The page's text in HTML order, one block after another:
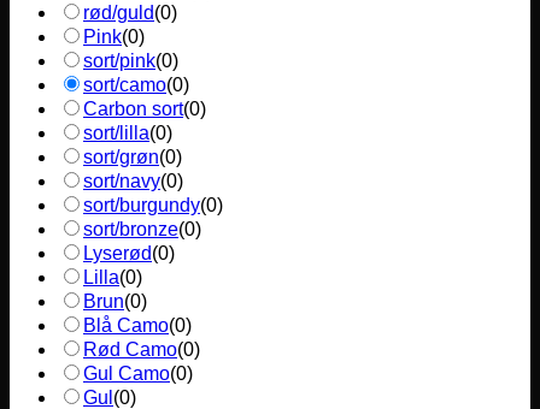
rød/guld(0)
Pink(0)
sort/pink(0)
sort/camo(0)
Carbon sort(0)
sort/lilla(0)
sort/grøn(0)
sort/navy(0)
sort/burgundy(0)
sort/bronze(0)
Lyserød(0)
Lilla(0)
Brun(0)
Blå Camo(0)
Rød Camo(0)
Gul Camo(0)
Gul (0)